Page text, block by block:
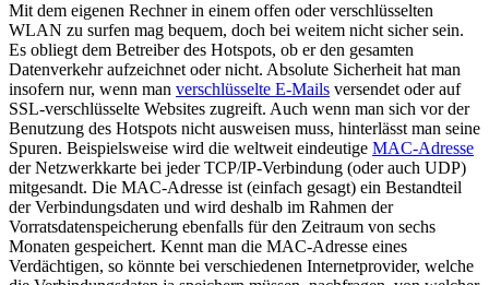
Mit dem eigenen Rechner in einem offen oder verschlüsselten
WLAN zu surfen mag bequem, doch bei weitem nicht sicher sein.
Es obliegt dem Betreiber des Hotspots, ob er den gesamten
Datenverkehr aufzeichnet oder nicht. Absolute Sicherheit hat man
insofern nur, wenn man verschlüsselte E-Mails versendet oder auf
SSL-verschlüsselte Websites zugreift. Auch wenn man sich vor der
Benutzung des Hotspots nicht ausweisen muss, hinterlässt man seine
Spuren. Beispielsweise wird die weltweit eindeutige MAC-Adresse
der Netzwerkkarte bei jeder TCP/IP-Verbindung (oder auch UDP)
mitgesandt. Die MAC-Adresse ist (einfach gesagt) ein Bestandteil
der Verbindungsdaten und wird deshalb im Rahmen der
Vorratsdatenspeicherung ebenfalls für den Zeitraum von sechs
Monaten gespeichert. Kennt man die MAC-Adresse eines
Verdächtigen, so könnte bei verschiedenen Internetprovider, welche